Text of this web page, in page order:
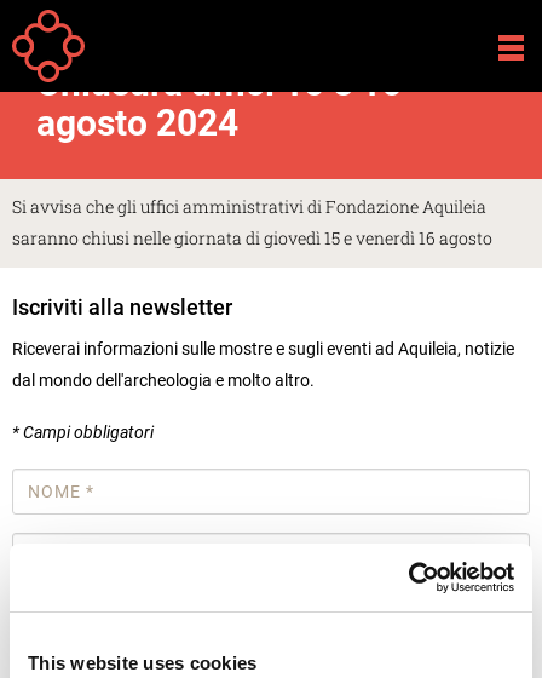
This website uses cookies
Salta al contenuto principale
Your
are
here
Home
Chiusura uffici 15 e 16
agosto 2024
Si avvisa che gli uffici amministrativi di Fondazione Aquileia
saranno chiusi nelle giornata di giovedì 15 e venerdì 16 agosto
Iscriviti alla newsletter
Riceverai informazioni sulle mostre e sugli eventi ad Aquileia, notizie
dal mondo dell'archeologia e molto altro.
* Campi obbligatori
Nome
*
Email
Privacy
Accetto laPrivacy Policy*